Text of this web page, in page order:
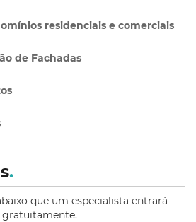
residenciais e comerciais
de Fachadas
.
que um especialista entrará